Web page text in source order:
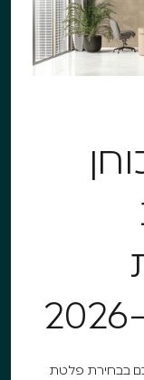
אינו מסתכם בבחירת פלטת